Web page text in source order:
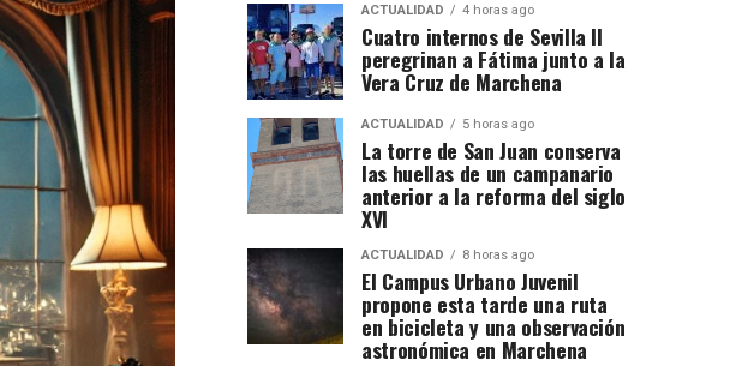
ACTUALIDAD 4 horas ago
Cuatro internos de Sevilla II
peregrinan a Fátima junto a la
Vera Cruz de Marchena
ACTUALIDAD 5 horas ago
La torre de San Juan conserva
las huellas de un campanario
anterior a la reforma del siglo
XVI
ACTUALIDAD 8 horas ago
El Campus Urbano Juvenil
propone esta tarde una ruta
en bicicleta y una observación
astronómica en Marchena